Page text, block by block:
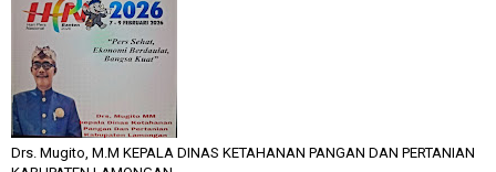
Drs. Mugito, M.M KEPALA DINAS KETAHANAN PANGAN DAN PERTANIAN